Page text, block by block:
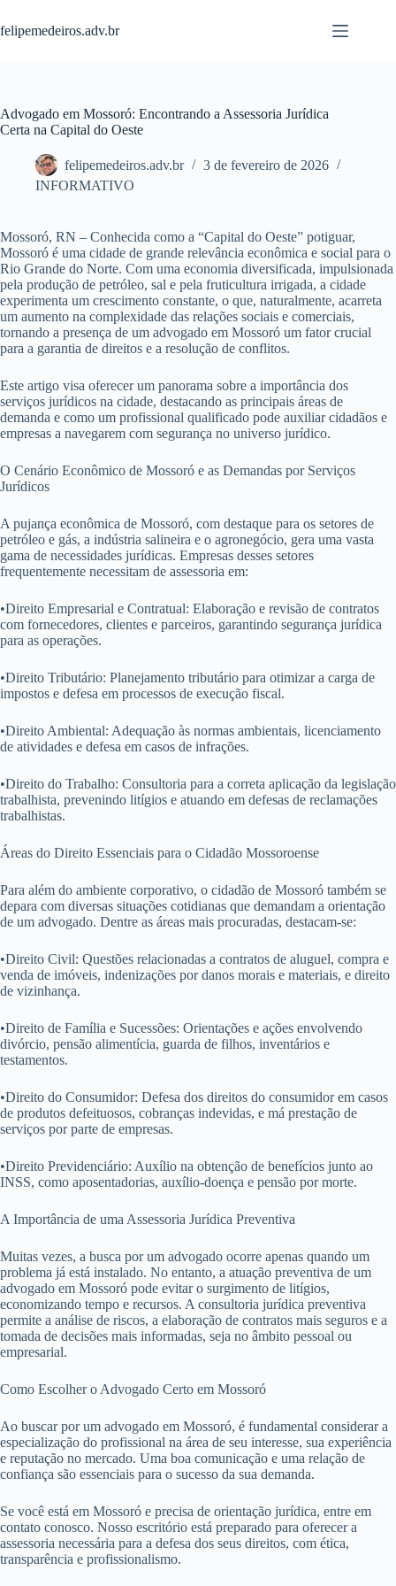
para
o
felipemedeiros.adv.br
Advogado em Mossoró: Encontrando a Assessoria Jurídica
Certa na Capital do Oeste
felipemedeiros.adv.br
3 de fevereiro de 2026
INFORMATIVO
Mossoró, RN – Conhecida como a “Capital do Oeste” potiguar,
Mossoró é uma cidade de grande relevância econômica e social para o
Rio Grande do Norte. Com uma economia diversificada, impulsionada
pela produção de petróleo, sal e pela fruticultura irrigada, a cidade
experimenta um crescimento constante, o que, naturalmente, acarreta
um aumento na complexidade das relações sociais e comerciais,
tornando a presença de um advogado em Mossoró um fator crucial
para a garantia de direitos e a resolução de conflitos.
Este artigo visa oferecer um panorama sobre a importância dos
serviços jurídicos na cidade, destacando as principais áreas de
demanda e como um profissional qualificado pode auxiliar cidadãos e
empresas a navegarem com segurança no universo jurídico.
O Cenário Econômico de Mossoró e as Demandas por Serviços
Jurídicos
A pujança econômica de Mossoró, com destaque para os setores de
petróleo e gás, a indústria salineira e o agronegócio, gera uma vasta
gama de necessidades jurídicas. Empresas desses setores
frequentemente necessitam de assessoria em:
•Direito Empresarial e Contratual: Elaboração e revisão de contratos
com fornecedores, clientes e parceiros, garantindo segurança jurídica
para as operações.
•Direito Tributário: Planejamento tributário para otimizar a carga de
impostos e defesa em processos de execução fiscal.
•Direito Ambiental: Adequação às normas ambientais, licenciamento
de atividades e defesa em casos de infrações.
•Direito do Trabalho: Consultoria para a correta aplicação da legislação
trabalhista, prevenindo litígios e atuando em defesas de reclamações
trabalhistas.
Áreas do Direito Essenciais para o Cidadão Mossoroense
Para além do ambiente corporativo, o cidadão de Mossoró também se
depara com diversas situações cotidianas que demandam a orientação
de um advogado. Dentre as áreas mais procuradas, destacam-se:
•Direito Civil: Questões relacionadas a contratos de aluguel, compra e
venda de imóveis, indenizações por danos morais e materiais, e direito
de vizinhança.
•Direito de Família e Sucessões: Orientações e ações envolvendo
divórcio, pensão alimentícia, guarda de filhos, inventários e
testamentos.
•Direito do Consumidor: Defesa dos direitos do consumidor em casos
de produtos defeituosos, cobranças indevidas, e má prestação de
serviços por parte de empresas.
•Direito Previdenciário: Auxílio na obtenção de benefícios junto ao
INSS, como aposentadorias, auxílio-doença e pensão por morte.
A Importância de uma Assessoria Jurídica Preventiva
Muitas vezes, a busca por um advogado ocorre apenas quando um
problema já está instalado. No entanto, a atuação preventiva de um
advogado em Mossoró pode evitar o surgimento de litígios,
economizando tempo e recursos. A consultoria jurídica preventiva
permite a análise de riscos, a elaboração de contratos mais seguros e a
tomada de decisões mais informadas, seja no âmbito pessoal ou
empresarial.
Como Escolher o Advogado Certo em Mossoró
Ao buscar por um advogado em Mossoró, é fundamental considerar a
especialização do profissional na área de seu interesse, sua experiência
e reputação no mercado. Uma boa comunicação e uma relação de
confiança são essenciais para o sucesso da sua demanda.
Se você está em Mossoró e precisa de orientação jurídica, entre em
contato conosco. Nosso escritório está preparado para oferecer a
assessoria necessária para a defesa dos seus direitos, com ética,
transparência e profissionalismo.